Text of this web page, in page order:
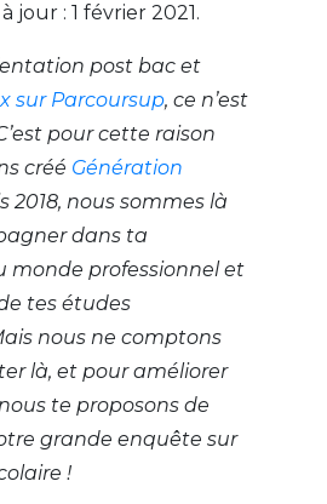
jour : 1 février 2021.
post bac et
sur Parcoursup, ce n’est
pour cette raison
créé Génération
2018, nous sommes là
dans ta
monde professionnel et
tes études
nous ne comptons
là, et pour améliorer
te proposons de
grande enquête sur
!